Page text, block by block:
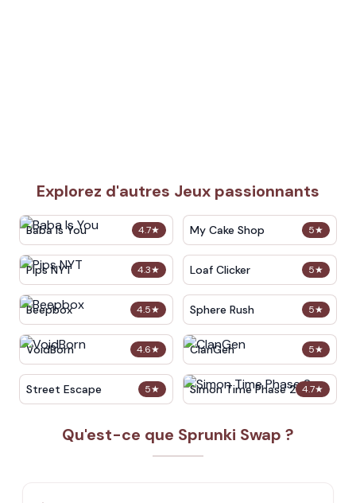
Explorez d'autres Jeux passionnants
4.7★
Baba Is You 5★
My Cake Shop
4.3★
Pips NYT 5★
Loaf Clicker
4.5★
Beepbox 5★
Sphere Rush
4.6★
VoidBorn 5★
ClanGen
5★
Street Escape 4.7★
Simon Time Phase 2
Qu'est-ce que Sprunki Swap ?